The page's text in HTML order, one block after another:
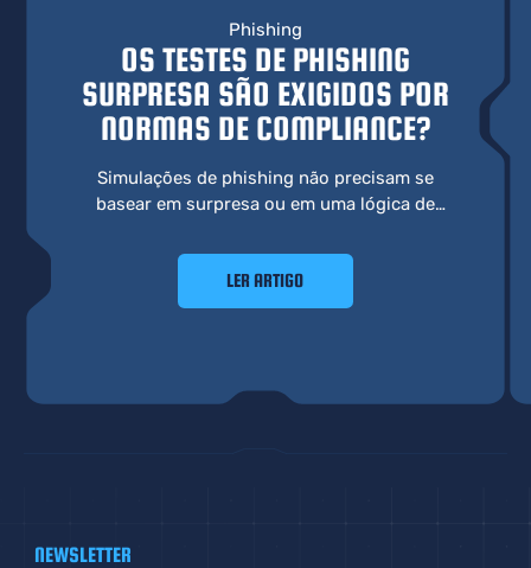
Phishing
OS TESTES DE PHISHING
SURPRESA SÃO EXIGIDOS POR
NORMAS DE COMPLIANCE?
Simulações de phishing não precisam se
basear em surpresa ou em uma lógica de
conformidade. Uma abordagem mais eficaz
prioriza aprendizado, comportamento e
preparo real.
LER ARTIGO
NEWSLETTER